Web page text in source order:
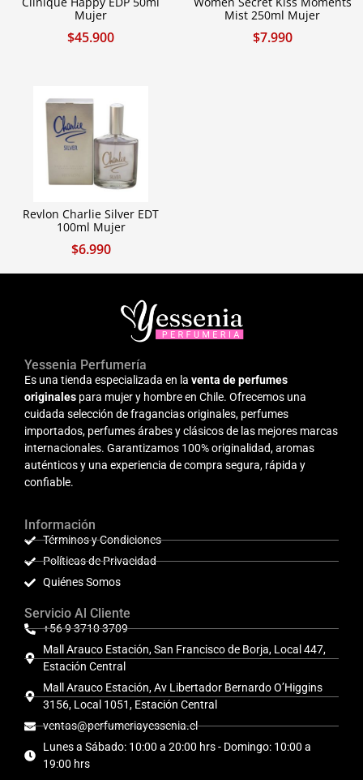
Mujer
$45.900
Mist 250ml Mujer
$7.990
Revlon Charlie Silver EDT
100ml Mujer
$6.990
Yessenia Perfumería
Es una tienda especializada en la venta de perfumes
originales para mujer y hombre en Chile. Ofrecemos una
cuidada selección de fragancias originales, perfumes
importados, perfumes árabes y clásicos de las mejores marcas
internacionales. Garantizamos 100% originalidad, aromas
auténticos y una experiencia de compra segura, rápida y
confiable.
Información
Términos y Condiciones
Políticas de Privacidad
Quiénes Somos
Servicio Al Cliente
+56 9 3710 3709
Mall Arauco Estación, San Francisco de Borja, Local 447,
Estación Central
Mall Arauco Estación, Av Libertador Bernardo O’Higgins
3156, Local 1051, Estación Central
ventas@perfumeriayessenia.cl
Lunes a Sábado: 10:00 a 20:00 hrs - Domingo: 10:00 a
19:00 hrs